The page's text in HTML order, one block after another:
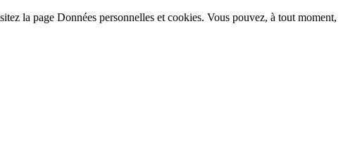
la page Données personnelles et cookies. Vous pouvez, à tout moment,